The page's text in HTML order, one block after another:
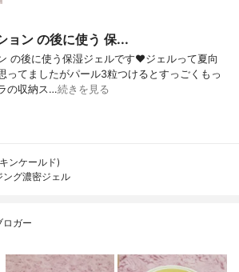
ョン の後に使う 保...
の後に使う保湿ジェルです❤️ジェルって夏向
ってましたがパール3粒つけるとすっごくもっ
の収納ス…続きを見る
ンケールド)
ング濃密ジェル
ロガー